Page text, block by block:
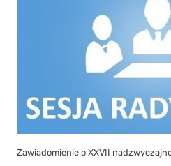
Zawiadomienie o XXVII